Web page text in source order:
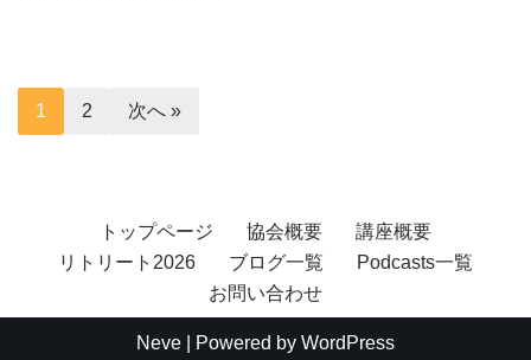
1 2 次へ »
トップページ 協会概要
講座概要
リトリート2026
ブログ一覧
Podcasts一覧
お問い合わせ
Neve | Powered by WordPress